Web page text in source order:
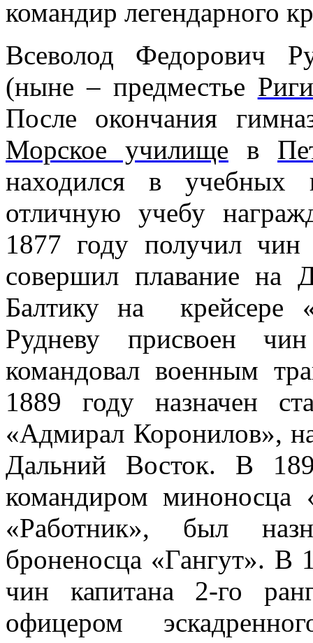
командир легендарного
Всеволод Федорович
(ныне – предместье Риги
После окончания
Морское училище в
находился в
отличную учебу
1877 году получил
совершил плавание на
Балтику на
Рудневу присвоен
командовал военным
1889 году назначен
«Адмирал Коронилов»,
Дальний Восток. В
командиромминоносца
«Работник», был
броненосца «Гангут». В
чин капитана 2-го
офицером